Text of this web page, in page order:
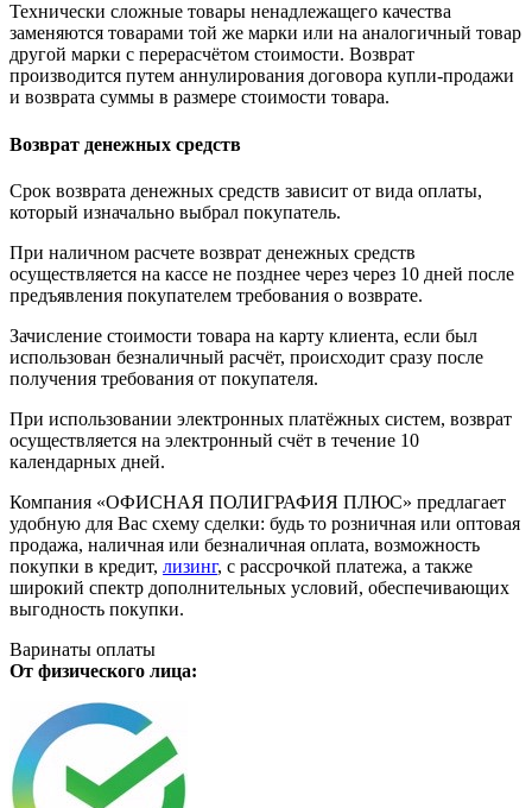
Технически сложные товары ненадлежащего качества
заменяются товарами той же марки или на аналогичный товар
другой марки с перерасчётом стоимости. Возврат
производится путем аннулирования договора купли-продажи
и возврата суммы в размере стоимости товара.
Возврат денежных средств
Срок возврата денежных средств зависит от вида оплаты,
который изначально выбрал покупатель.
При наличном расчете возврат денежных средств
осуществляется на кассе не позднее через через 10 дней после
предъявления покупателем требования о возврате.
Зачисление стоимости товара на карту клиента, если был
использован безналичный расчёт, происходит сразу после
получения требования от покупателя.
При использовании электронных платёжных систем, возврат
осуществляется на электронный счёт в течение 10
календарных дней.
Компания «ОФИСНАЯ ПОЛИГРАФИЯ ПЛЮС» предлагает
удобную для Вас схему сделки: будь то розничная или оптовая
продажа, наличная или безналичная оплата, возможность
покупки в кредит, лизинг, с рассрочкой платежа, а также
широкий спектр дополнительных условий, обеспечивающих
выгодность покупки.
Варинаты оплаты
От физического лица: